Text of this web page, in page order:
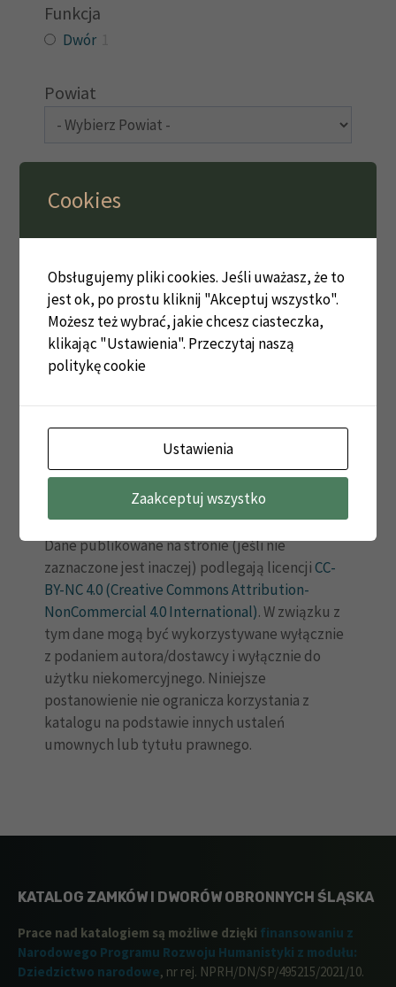
Funkcja
Dwór
Powiat
Historyczna przynależność
Dane publikowane na stronie (jeśli nie
zaznaczone jest inaczej) podlegają licencjiCC-
BY-NC 4.0 (Creative Commons Attribution-
NonCommercial 4.0 International). W związku z
tym dane mogą być wykorzystywane wyłącznie
z podaniem autora/dostawcy i wyłącznie do
użytku niekomercyjnego. Niniejsze
postanowienie nie ogranicza korzystania z
katalogu na podstawie innych ustaleń
umownych lub tytułu prawnego.
KATALOG ZAMKÓW I DWORÓW OBRONNYCH ŚLĄSKA
Prace nad katalogiem są możliwe dzięki finansowaniu z
Narodowego Programu Rozwoju Humanistyki z modułu:
Dziedzictwo narodowe, nr rej. NPRH/DN/SP/495215/2021/10.
Cookies
Obsługujemy pliki cookies. Jeśli uważasz, że to
jest ok, po prostu kliknij "Akceptuj wszystko".
Możesz też wybrać, jakie chcesz ciasteczka,
klikając "Ustawienia". Przeczytaj naszą
politykę cookie
Ustawienia
Zaakceptuj wszystko